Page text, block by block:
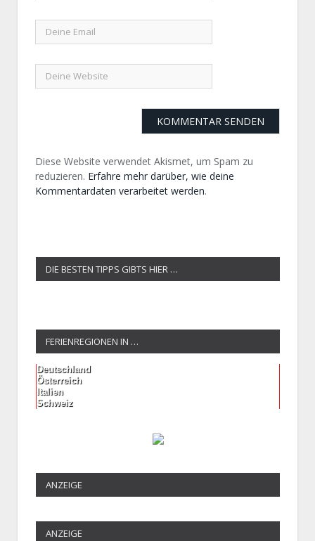
Diese Website verwendet Akismet, um Spam zu
reduzieren. Erfahre mehr darüber, wie deine
Kommentardaten verarbeitet werden.
DIE BESTEN TIPPS GIBTS HIER …
FERIENREGIONEN IN …
Deutschland
Österreich
Italien
Schweiz
ANZEIGE
ANZEIGE